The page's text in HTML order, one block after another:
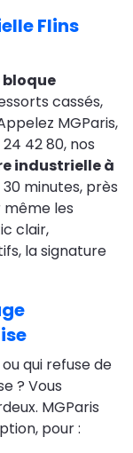
Flins
cassés,
MGParis,
42 80, nos
industrielle à
minutes, près
même les
clair,
la signature
ou qui refuse de
? Vous
MGParis
pour :